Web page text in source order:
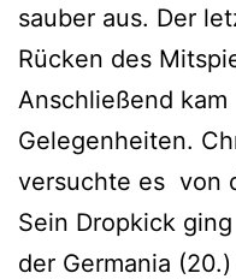
sauber aus. Der
Rücken des
Anschließend
Gelegenheiten.
versuchte es von
Sein Dropkick
der Germania